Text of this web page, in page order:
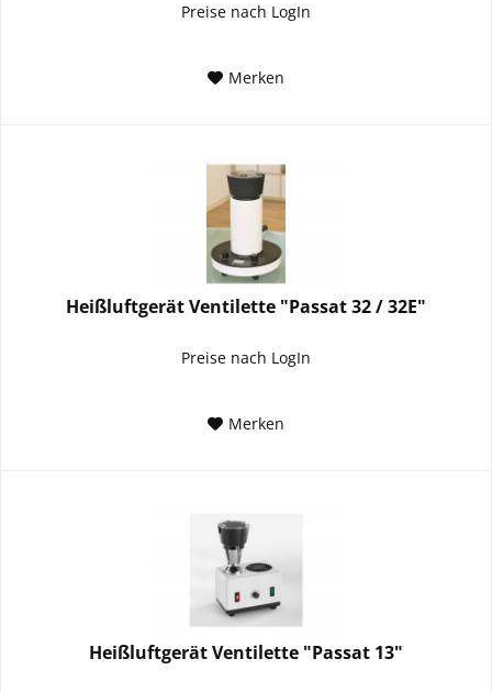
Preise nach LogIn
Merken
Heißluftgerät Ventilette "Passat 32 / 32E"
Preise nach LogIn
Merken
Heißluftgerät Ventilette "Passat 13"